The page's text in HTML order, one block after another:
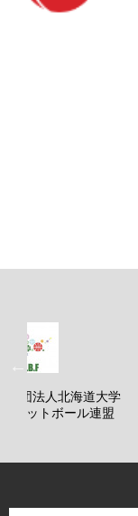
社団法人北海道大学
ケットボール連盟